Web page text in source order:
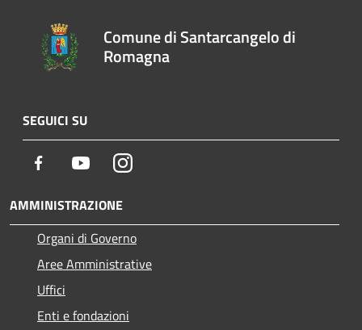
Comune di Santarcangelo di
Romagna
SEGUICI SU
Facebook YoutubeInstagram
AMMINISTRAZIONE
Organi di Governo
Aree Amministrative
Uffici
Enti e fondazioni